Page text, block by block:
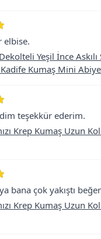
elbise.
Yeşil İnce Askılı
Kumaş Mini
teşekkür ederim.
Krep Kumaş Uzun
bana çok yakıştı
Krep Kumaş Uzun